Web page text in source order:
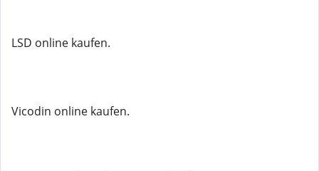
LSD online kaufen.
Vicodin online kaufen.